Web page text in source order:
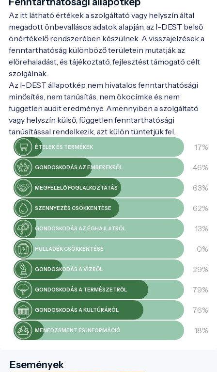
jelentős károkat szenvedett, ezért az
utolsó tulajdonosok, az Esterházy nemesi
család, I. Lipót császár iránti hálából 1712-
ben helyreállították és L alakúvá építették
át. A vár utolsó nagyobb átalakítása a 19.
században történt, amikor alaposan
felújították. Ma a várban található a Lendvai
Galéria-Múzeum, amelyet 1973-ban
alapítottak. A galéria gyűjteményében
megtalálható a lendvai művészek
alkotásainak öröksége, valamint a
hagyományos nemzetközi művésztelepek
keretében készült művek gyűjteménye. Az
elmúlt években a lendvai vár a világhírű
művészet óriásainak emlékezetes
kiállításainak adott otthont, többek között
Pablo Picasso, Francisco de Goya,
Rembrandt és Joan Miró művei is
bemutatásra kerültek itt.
Az itt látható értékek a szolgáltató vagy helyszín által
megadott önbevallásos adatok alapján, az I-DEST belső
önértékelő rendszerében készülnek. A visszajelzések a
fenntarthatóság különböző területein mutatják az
előrehaladást, és tájékoztató, fejlesztést támogató célt
szolgálnak.
Az I-DEST állapotkép nem hivatalos fenntarthatósági
minősítés, nem tanúsítás, nem ökocímke és nem
független audit eredménye. Amennyiben a szolgáltató
vagy helyszín külső, független fenntarthatósági
tanúsítással rendelkezik, azt külön tüntetjük fel.
ÉTELEK ÉS TERMÉKEK 17%
GONDOSKODÁS AZ EMBEREKRŐL 46%
MEGFELELŐ FOGLALKOZTATÁS 63%
SZENNYEZÉS CSÖKKENTÉSE 62%
GONDOSKODÁS AZ ÉGHAJLATRÓL 13%
HULLADÉK CSÖKKENTÉSE 0%
GONDOSKODÁS A VÍZRŐL 29%
GONDOSKODÁS A TERMÉSZETRŐL 79%
GONDOSKODÁS A KULTÚRÁRÓL 76%
MENEDZSMENT ÉS INFORMÁCIÓ 18%
Események